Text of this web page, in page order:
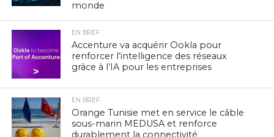
monde
EN BREF
Accenture va acquérir Ookla pour
renforcer l’intelligence des réseaux
grâce à l’IA pour les entreprises
EN BREF
Orange Tunisie met en service le câble
sous-marin MEDUSA et renforce
durablement la connectivité